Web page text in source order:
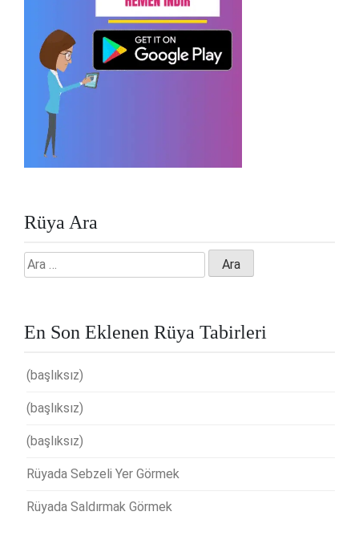
Rüya Ara
Arama:
En Son Eklenen Rüya Tabirleri
(başlıksız)
(başlıksız)
(başlıksız)
Rüyada Sebzeli Yer Görmek
Rüyada Saldırmak Görmek